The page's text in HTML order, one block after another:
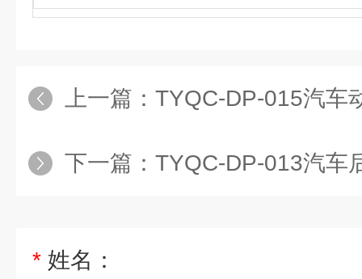
上一篇： TYQC-DP-015汽车动力传动系统实训
下一篇： TYQC-DP-013汽车后桥拆装演示实
* 姓名：